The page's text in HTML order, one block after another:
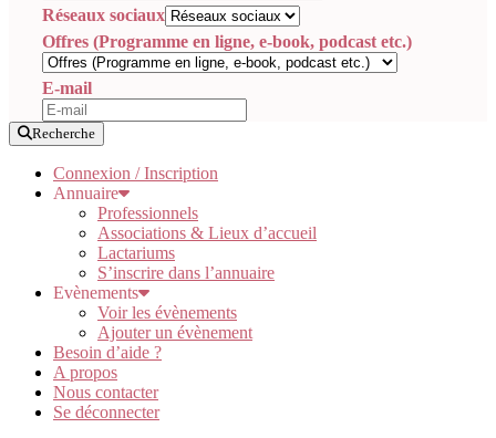
Réseaux sociaux
Offres (Programme en ligne, e-book, podcast etc.)
E-mail
Recherche
Connexion / Inscription
Annuaire
Professionnels
Associations & Lieux d’accueil
Lactariums
S’inscrire dans l’annuaire
Evènements
Voir les évènements
Ajouter un évènement
Besoin d’aide ?
A propos
Nous contacter
Se déconnecter